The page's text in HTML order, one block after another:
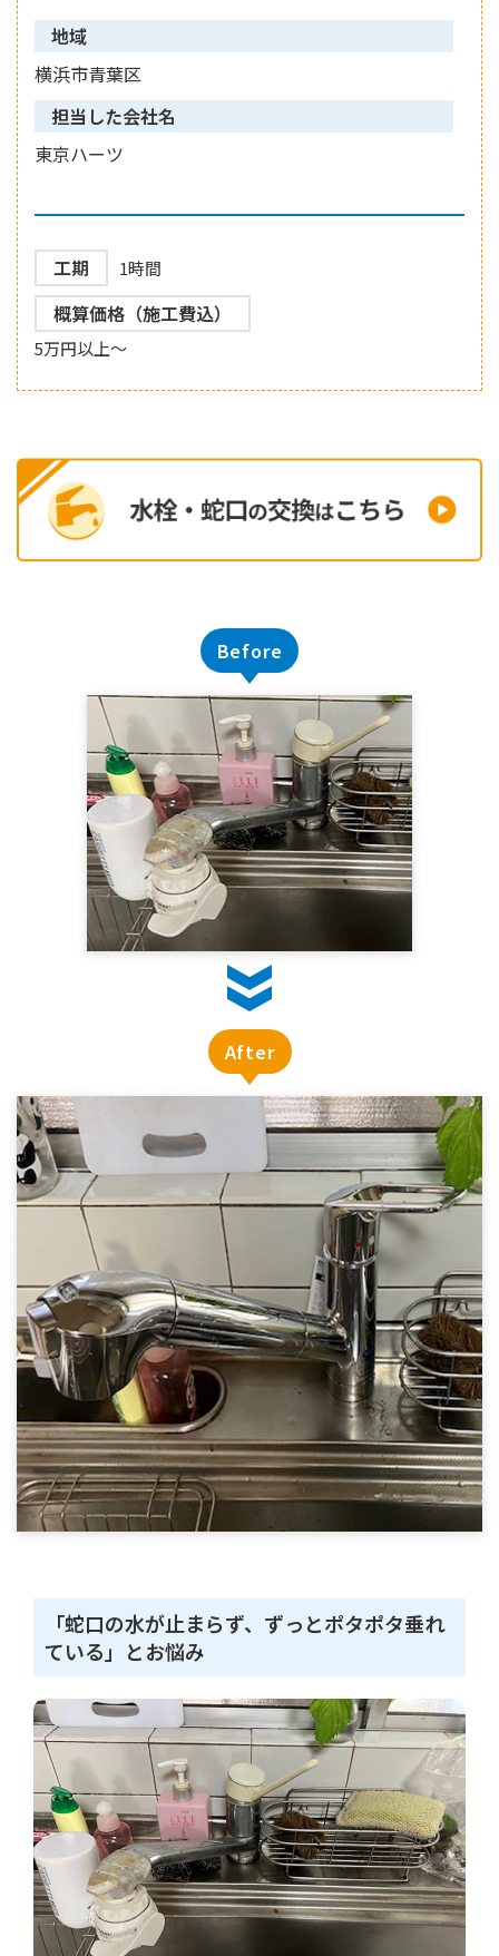
地域
横浜市青葉区
担当した会社名
東京ハーツ
工期 1時間
概算価格（施工費込）
5万円以上～
Before
After
「蛇口の水が止まらず、ずっとポタポタ垂れ
ている」とお悩み